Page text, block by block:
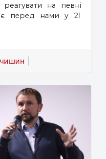
на певні
є перед нами у 21